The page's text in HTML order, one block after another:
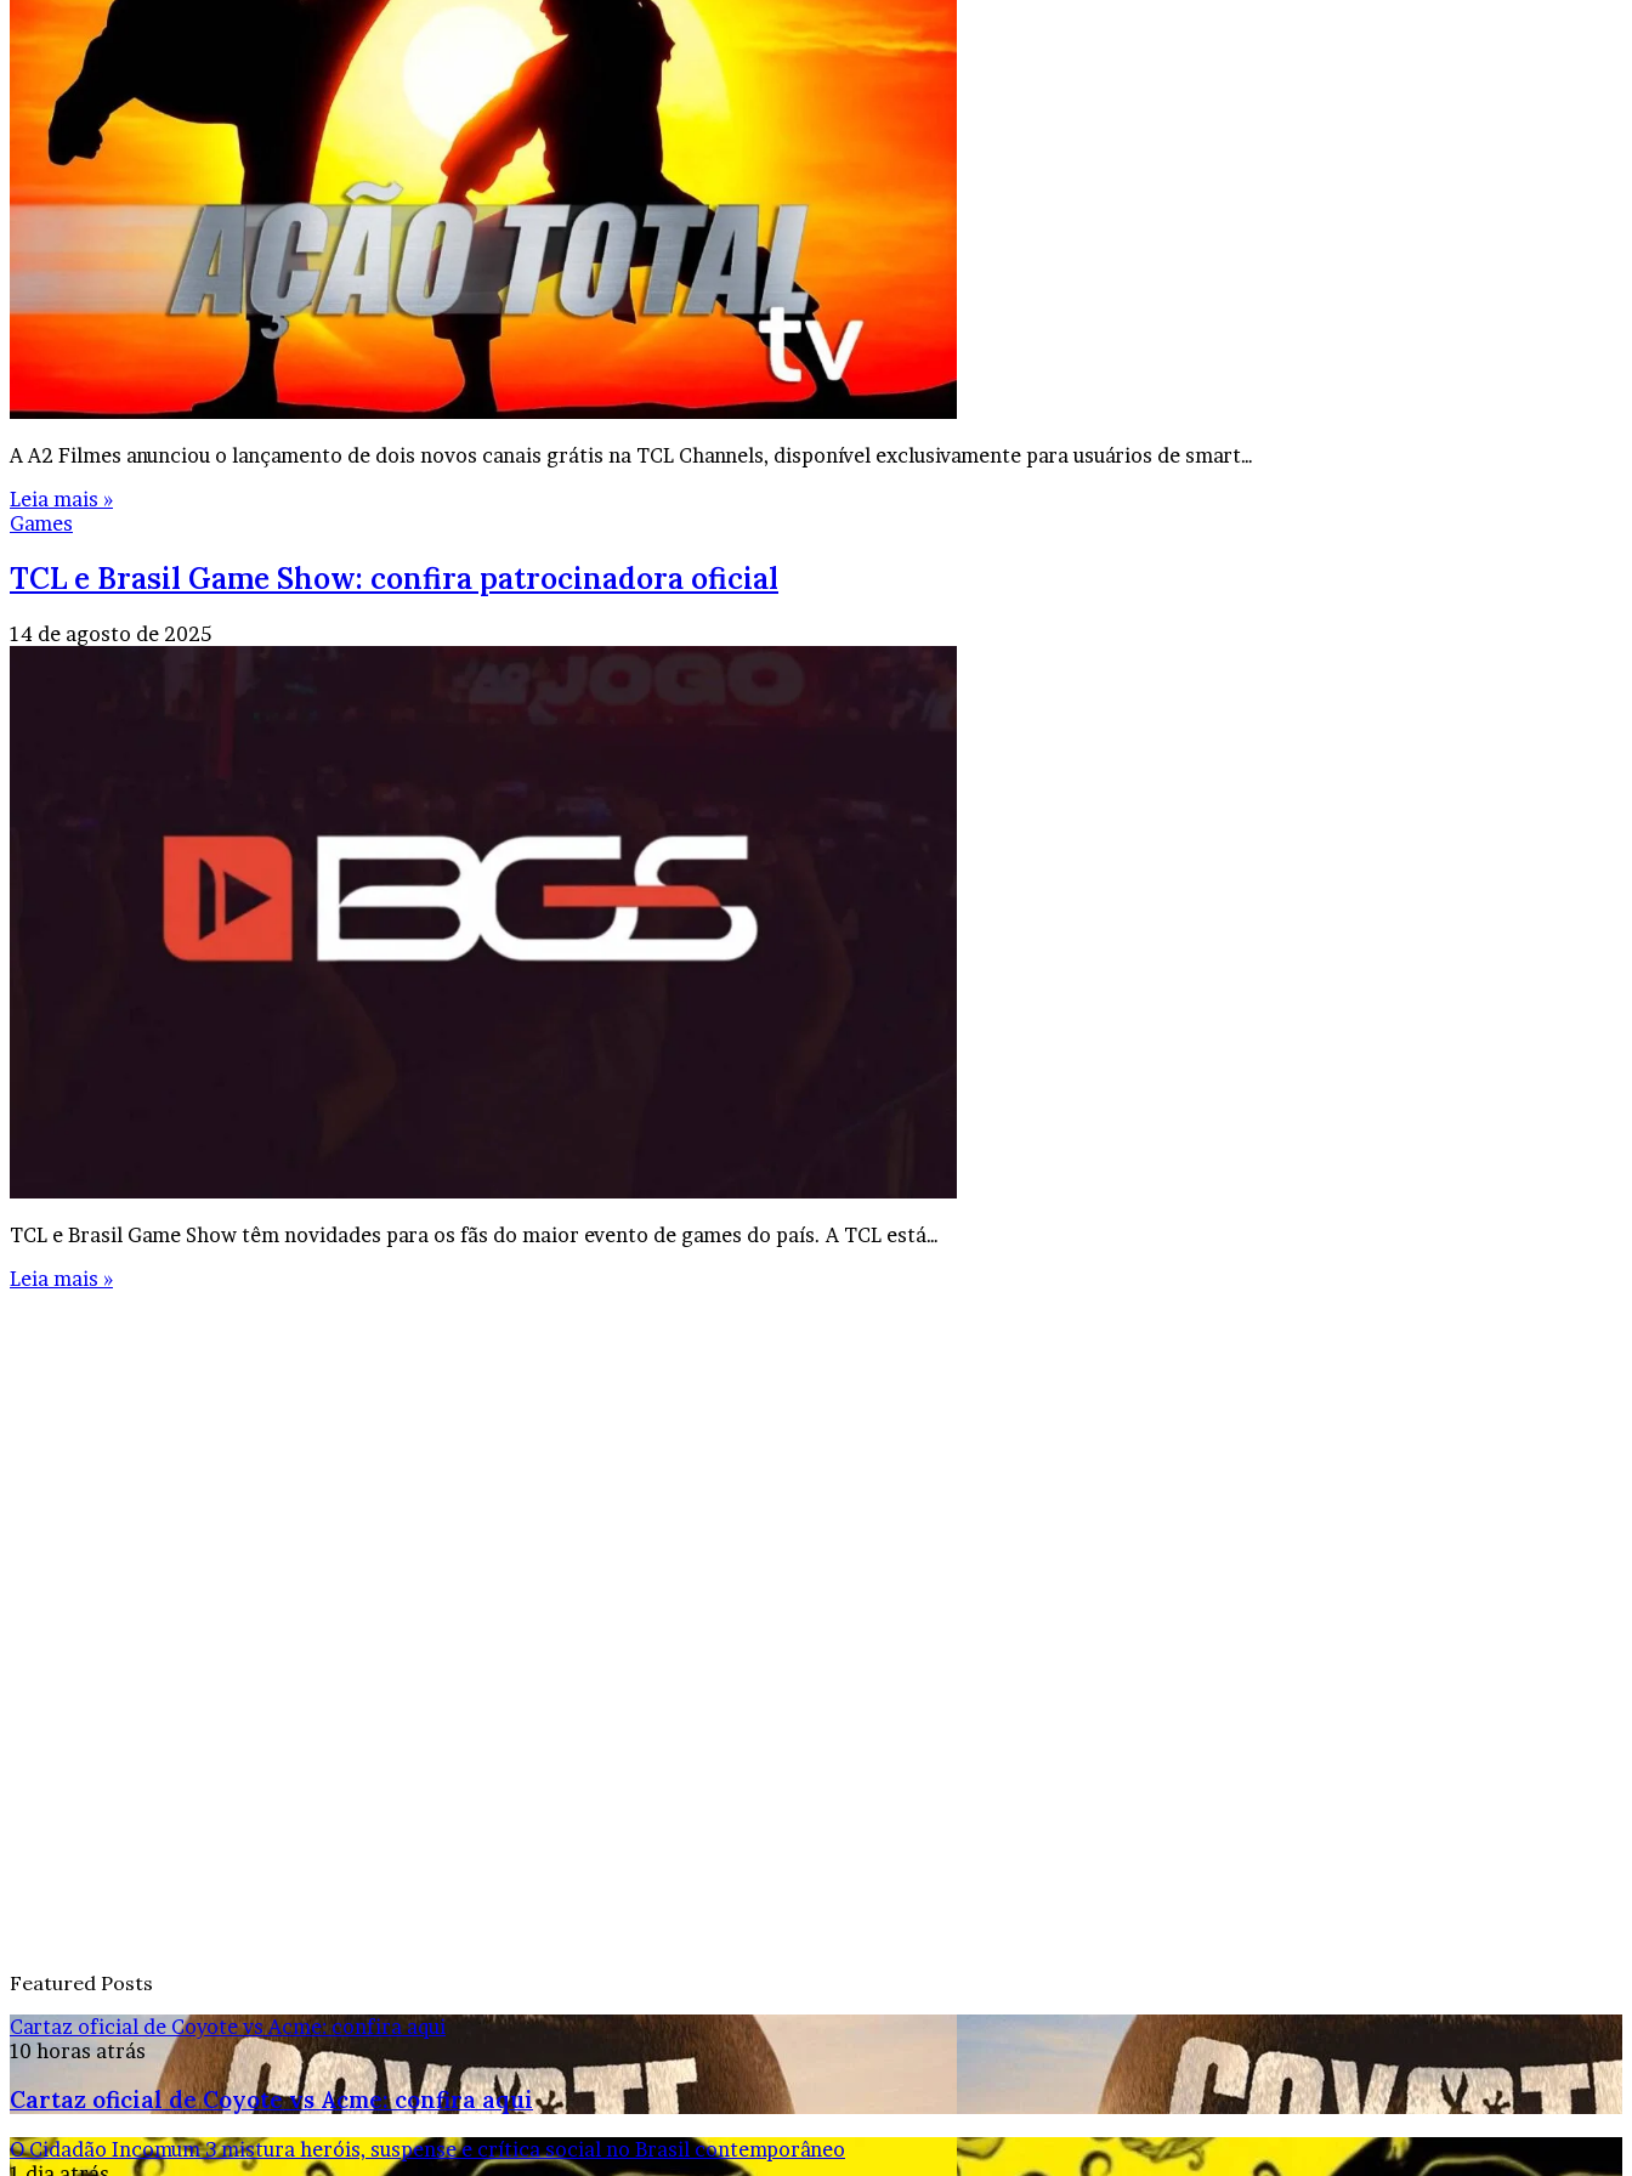
A A2 Filmes anunciou o lançamento de dois novos canais grátis na TCL Channels, disponível exclusivamente para usuários de smart…
Leia mais »
Games
TCL e Brasil Game Show: confira patrocinadora oficial
14 de agosto de 2025
TCL e Brasil Game Show têm novidades para os fãs do maior evento de games do país. A TCL está…
Leia mais »
Featured Posts
Cartaz oficial de Coyote vs Acme: confira aqui
10 horas atrás
Cartaz oficial de Coyote vs Acme: confira aqui
O Cidadão Incomum 3 mistura heróis, suspense e crítica social no Brasil contemporâneo